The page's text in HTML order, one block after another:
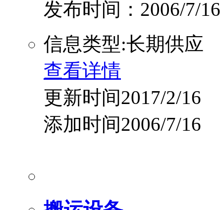
发布时间：2006/7/16
信息类型:长期供应
查看详情
更新时间2017/2/16
添加时间2006/7/16